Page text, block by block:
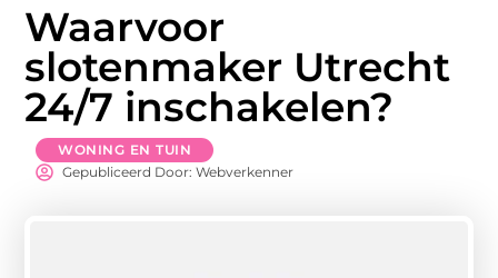
Waarvoor
slotenmaker Utrecht
24/7 inschakelen?
WONING EN TUIN
Gepubliceerd Door: Webverkenner